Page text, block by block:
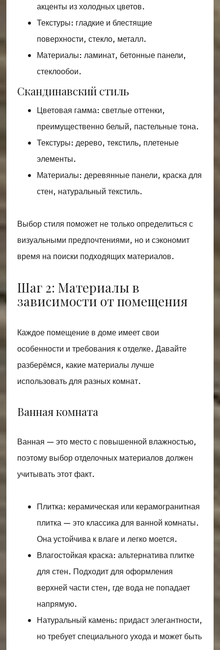
акценты из холодных цветов.
Текстуры: гладкие и блестящие
поверхности, стекло, металл.
Материалы: ламинат, бетонные панели,
стеклообои.
Скандинавский стиль
Цветовая гамма: светлые оттенки,
преимущественно белый, пастельные тона.
Текстуры: дерево, текстиль, плетеные
элементы.
Материалы: деревянные панели, краска для
стен, натуральный текстиль.
Выбор стиля поможет не только определиться с
визуальными предпочтениями, но и сэкономит
время на поиски подходящих материалов.
Шаг 2: Материалы в
зависимости от помещения
Каждое помещение в доме имеет свои
особенности и требования к отделке. Давайте
разберёмся, какие материалы лучше
использовать для разных комнат.
Ванная комната
Ванная — это место с повышенной влажностью,
поэтому выбор отделочных материалов должен
учитывать этот факт.
Плитка: керамическая или керамогранитная
плитка — это классика для ванной комнаты.
Она устойчива к влаге и легко моется.
Влагостойкая краска: альтернатива плитке
для стен. Подходит для оформления
верхней части стен, где вода не попадает
напрямую.
Натуральный камень: придаст элегантности,
но требует специального ухода и может быть